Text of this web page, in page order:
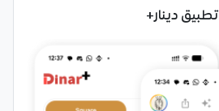
تطبيق دينار+